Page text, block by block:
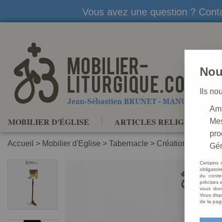
Vous avez une question ?
MOBILIER D'ÉGLISE ARTICLES RELIGIEUX
Accueil > Mobilier d'Eglise > Tabernacle > Création de
Ils
Certains
du
précises
vous
Vous
de la